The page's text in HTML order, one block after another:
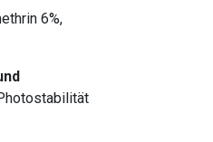
6%,